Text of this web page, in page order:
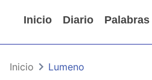
Inicio Diario Palabras
Inicio Lumeno